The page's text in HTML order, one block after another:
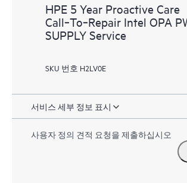
HPE 5 Year Proactive Care
Call‑To‑Repair Intel OPA
SUPPLY Service
SKU 번호 H2LV0E
서비스 세부 정보 표시
사용자 정의 견적 요청을 제출하십시오